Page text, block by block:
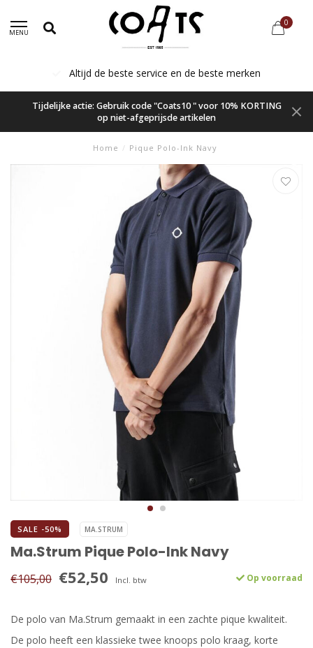
MENU
0
Altijd de beste service en de beste merken
Tijdelijke actie: Gebruik code "Coats10 " voor 10% KORTING
op niet-afgeprijsde artikelen
Home / Pique Polo-Ink Navy
SALE -50% MA.STRUM
Ma.Strum Pique Polo-Ink Navy
€105,00 €52,50 Incl. btw Op voorraad
De polo van Ma.Strum gemaakt in een zachte pique kwaliteit.
De polo heeft een klassieke twee knoops polo kraag, korte